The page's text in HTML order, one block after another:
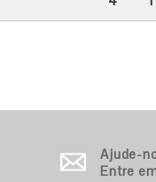
Ajude-
Entre